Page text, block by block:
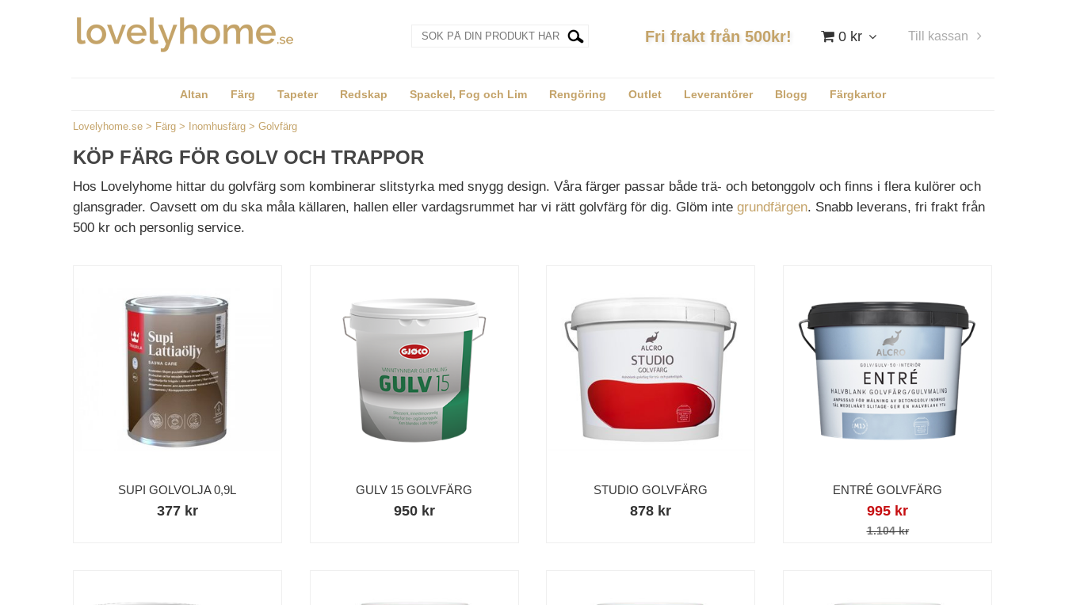
0 kr Till kassan
Fri frakt från 500kr!
Altan Färg Tapeter Redskap Spackel, Fog och Lim Rengöring Outlet Leverantörer Blogg Färgkartor
Lovelyhome.se > Färg > Inomhusfärg > Golvfärg
KÖP FÄRG FÖR GOLV OCH TRAPPOR
Hos Lovelyhome hittar du golvfärg som kombinerar slitstyrka med snygg design. Våra färger passar både trä- och betonggolv och finns i flera kulörer och
glansgrader. Oavsett om du ska måla källaren, hallen eller vardagsrummet har vi rätt golvfärg för dig. Glöm inte grundfärgen. Snabb leverans, fri frakt från
500 kr och personlig service.
SUPI GOLVOLJA 0,9L
377 kr
GULV 15 GOLVFÄRG
950 kr
STUDIO GOLVFÄRG
878 kr
ENTRÉ GOLVFÄRG
995 kr
1.104 kr